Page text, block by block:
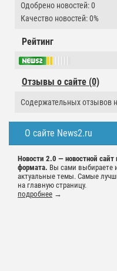
Одобрено новостей: 0
Качество новостей: 0%
Рейтинг
Отзывы о сайте (0)
Содержательных отзывов
О сайте News2.ru
Новости 2.0 — новостной сайт
формата. Вы сами выбираете
актуальные темы. Самые
на главную страницу.
подробнее →